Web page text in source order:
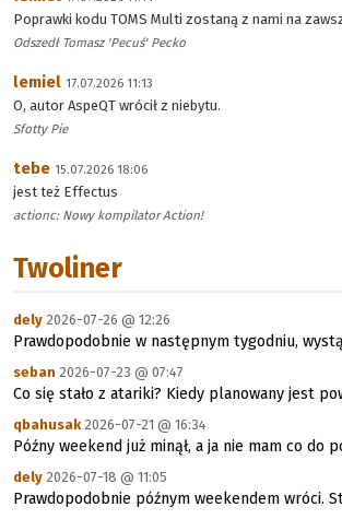
Poprawki kodu TOMS Multi zostaną z nami na
Odszedł Tomasz 'Pecuś' Pecko
lemiel 17.07.2026 11:13
O, autor AspeQT wrócił z niebytu.
Sfotty Pie
tebe 15.07.2026 18:06
jest też Effectus
actionc: Nowy kompilator Action!
Twoliner
dely 2026-07-26 @ 12:26
Prawdopodobnie w następnym tygodniu,
seban 2026-07-23 @ 07:47
Co się stało z atariki? Kiedy planowany jest
qbahusak2026-07-21 @ 16:34
Późny weekend już minął, a ja nie mam co do
dely 2026-07-18 @ 11:05
Prawdopodobnie późnym weekendem wróci.